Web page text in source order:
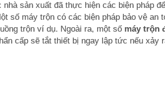
nhà sản xuất đã thực hiện các biện pháp để
số máy trộn có các biện pháp bảo vệ an
trộn ví dụ. Ngoài ra, một số máy trộn
cấp sẽ tắt thiết bị ngay lập tức nếu xảy